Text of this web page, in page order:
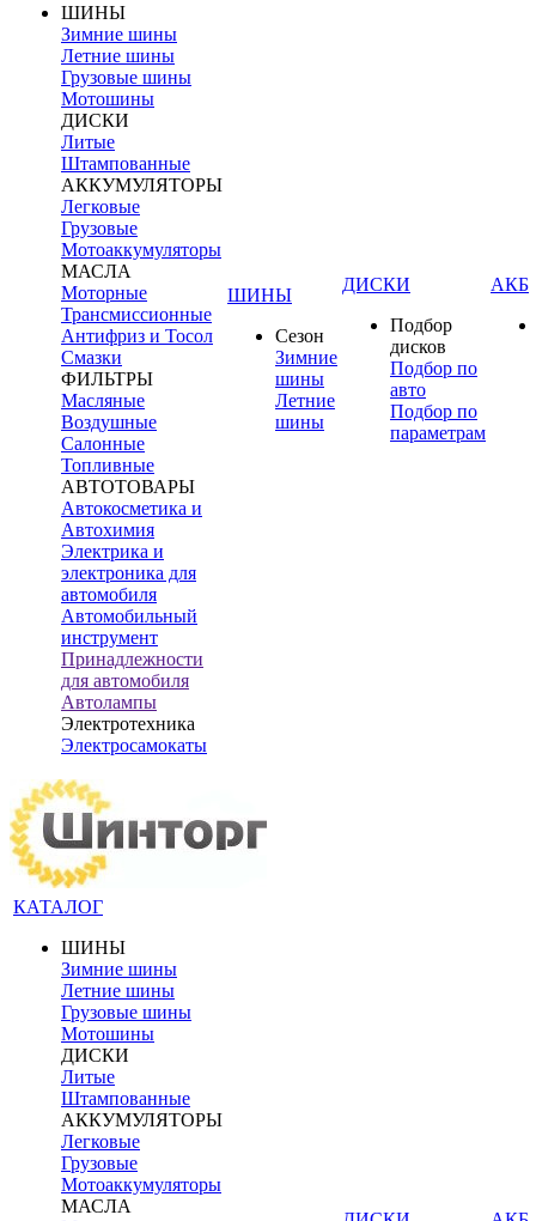
ШИНЫ
Зимние шины
Летние шины
Грузовые шины
Мотошины
ДИСКИ
Литые
Штампованные
АККУМУЛЯТОРЫ
Легковые
Грузовые
Мотоаккумуляторы
МАСЛА
Моторные
Трансмиссионные
Антифриз и Тосол
Смазки
ФИЛЬТРЫ
Масляные
Воздушные
Салонные
Топливные
АВТОТОВАРЫ
Автокосметика и
Автохимия
Электрика и
электроника для
автомобиля
Автомобильный
инструмент
Принадлежности
для автомобиля
Автолампы
Электротехника
Электросамокаты
ШИНЫ
Сезон
Зимние
шины
Летние
шины
ДИСКИ
Подбор
дисков
Подбор по
авто
Подбор по
параметрам
АКБ
КАТАЛОГ
ШИНЫ
Зимние шины
Летние шины
Грузовые шины
Мотошины
ДИСКИ
Литые
Штампованные
АККУМУЛЯТОРЫ
Легковые
Грузовые
Мотоаккумуляторы
МАСЛА